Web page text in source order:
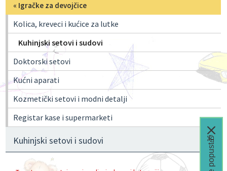
« Igračke za devojčice
Kolica, kreveci i kućice za lutke
Kuhinjski setovi i sudovi
Doktorski setovi
Kućni aparati
Kozmetički setovi i modni detalji
Registar kase i supermarketi
Kuhinjski setovi i sudovi